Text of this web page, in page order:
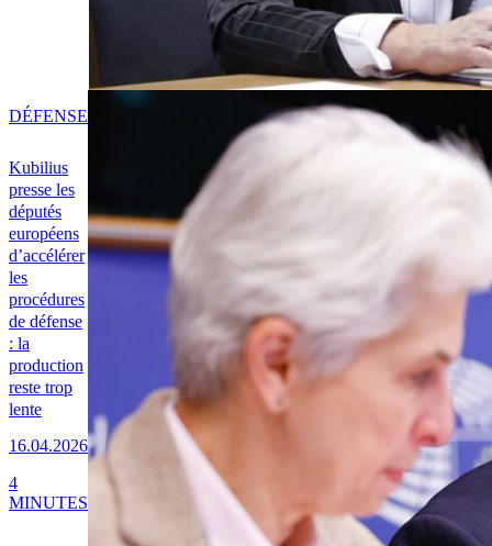
Kubilius
presse les
députés
européens
d’accélérer
les
procédures
de défense
: la
production
reste trop
lente
16.04.2026
DÉFENSE
4
MINUTES